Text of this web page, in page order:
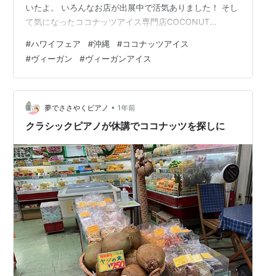
いたよ。 いろんなお店が出展中で活気ありました！ そし
て気になったココナッツアイス専門店COCONUT
オーガニックのココナッツアイスです。フレーバーもい
ろいろありましたよ。 ☆ジンジャーレモングラス この、
ハーブ感の名前に惹かれた笑 しっかり甘くてリッチな味
わいのココナッツアイスです。シャキシャキgingerのつ
ぶが入っていてほんのりしょうがの風味を足してる。 辛
く…
#ハワイフェア #沖縄 #ココナッツアイス
#ヴィーガン #ヴィーガンアイス
夢でささやくピアノ • 1年前
クラシックピアノが休講でココナッツを探しに